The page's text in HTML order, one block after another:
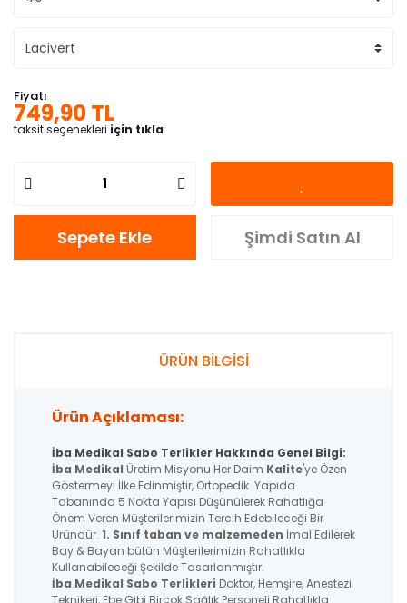
Fiyatı
749,90 TL
taksit seçenekleri için tıkla
Sepete Ekle Şimdi Satın Al
ÜRÜN BİLGİSİ
Ürün Açıklaması:
İba Medikal Sabo Terlikler Hakkında Genel Bilgi:
İba Medikal Üretim Misyonu Her Daim Kalite'ye Özen
Göstermeyi İlke Edinmiştir, Ortopedik Yapıda
Tabanında 5 Nokta Yapısı Düşünülerek Rahatlığa
Önem Veren Müşterilerimizin Tercih Edebileceği Bir
Üründür. 1. Sınıf taban ve malzemeden İmal Edilerek
Bay & Bayan bütün Müşterilerimizin Rahatlıkla
Kullanabileceği Şekilde Tasarlanmıştır.
İba Medikal Sabo Terlikleri Doktor, Hemşire, Anestezi
Teknikeri, Ebe Gibi Birçok Sağlık Personeli Rahatlıkla